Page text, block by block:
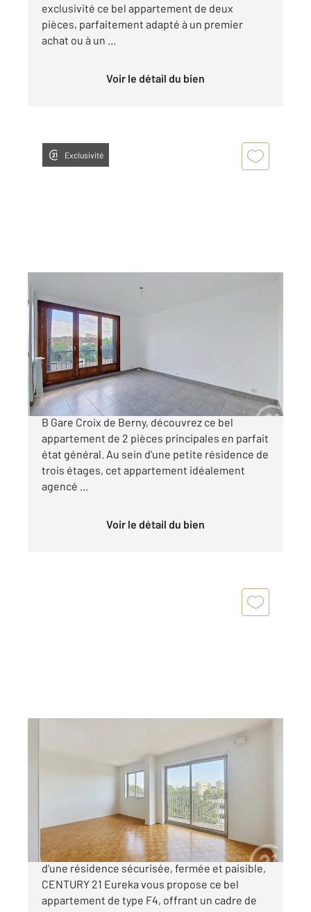
exclusivité ce bel appartement de deux
pièces, parfaitement adapté à un premier
achat ou à un ...
Voir le détail du bien
Exclusivité
40,33 m
Ref : 6720
Appartement F2 à vendre
175 000 €
Situé à seulement 1 500 mètres de la gare RER
B Gare Croix de Berny, découvrez ce bel
appartement de 2 pièces principales en parfait
état général. Au sein d'une petite résidence de
trois étages, cet appartement idéalement
agencé ...
Voir le détail du bien
Appartement F4 à vendre
212 000 €
Situé à quelques pas du centre-ville, au sein
d'une résidence sécurisée, fermée et paisible,
CENTURY 21 Eureka vous propose ce bel
appartement de type F4, offrant un cadre de